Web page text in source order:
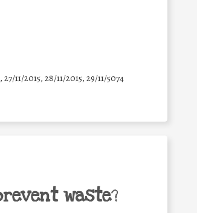
27/11/2015, 28/11/2015, 29/11/5074
waste?